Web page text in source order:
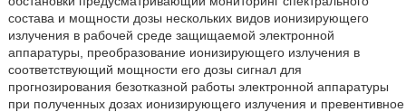
состава и мощности дозы нескольких видов ионизирующего
излучения в рабочей среде защищаемой электронной
аппаратуры, преобразование ионизирующего излучения в
соответствующий мощности его дозы сигнал для
прогнозирования безотказной работы электронной аппаратуры
при полученных дозах ионизирующего излучения и превентивное